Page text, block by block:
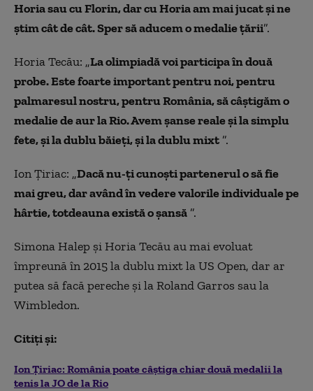
Horia sau cu Florin, dar cu Horia am mai jucat și ne
știm cât de cât. Sper să aducem o medalie țării”.
Horia Tecău: „La olimpiadă voi participa în două
probe. Este foarte important pentru noi, pentru
palmaresul nostru, pentru România, să câștigăm o
medalie de aur la Rio. Avem șanse reale și la simplu
fete, și la dublu băieți, și la dublu mixt ”.
Ion Țiriac: „Dacă nu-ți cunoști partenerul o să fie
mai greu, dar având în vedere valorile individuale pe
hârtie, totdeauna există o șansă ”.
Simona Halep şi Horia Tecău au mai evoluat
împreună în 2015 la dublu mixt la US Open, dar ar
putea să facă pereche și la Roland Garros sau la
Wimbledon.
Citiți și:
Ion Țiriac: România poate câștiga chiar două medalii la
tenis la JO de la Rio